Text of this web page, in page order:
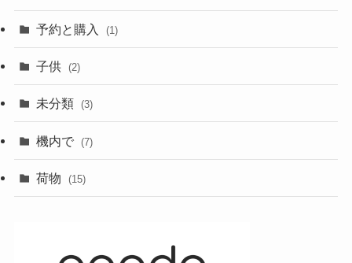
予約と購入 (1)
子供 (2)
未分類 (3)
機内で (7)
荷物 (15)